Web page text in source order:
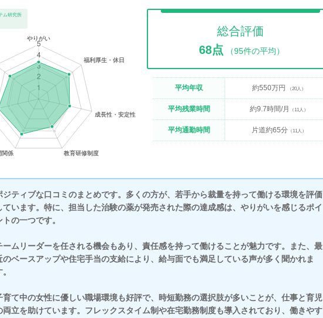
ム研究所
総合評価
68点
（95件の平均）
平均年収 約550万円 （20人）
平均残業時間 約9.7時間/月 （11人）
平均通勤時間 片道約65分（11人）
ジティブな口コミのまとめです。多くの方が、若手から裁量を持って働ける環境を評価
ています。特に、担当した治験の薬が発売された際の達成感は、やりがいを感じるポイ
トの一つです。
ームリーダーを任される機会もあり、責任感を持って働けることが魅力です。また、最
のベースアップや住宅手当の支給により、給与面でも満足している声が多く聞かれま
育て中の女性に優しい職場環境も好評で、時短勤務の選択肢が多いことが、仕事と育児
両立を助けています。フレックスタイム制や在宅勤務制度も導入されており、働きやす